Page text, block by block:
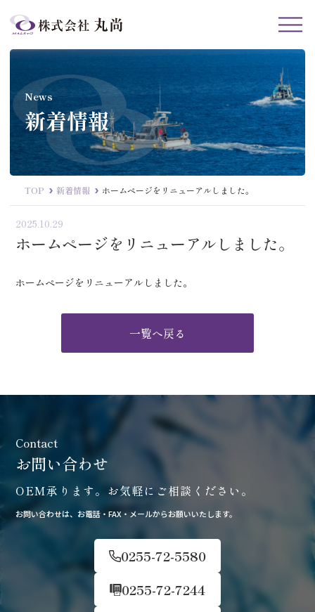
News
新着情報
TOP 新着情報 ホームページをリニューアルしました。
2025.10.29
ホームページをリニューアルしました。
ホームページをリニューアルしました。
一覧へ戻る
お問い合わせ
OEM承ります。お気軽にご相談ください。
お問い合わせは、お電話・FAX・メールからお願いいたします。
0255-72-5580
0255-72-7244